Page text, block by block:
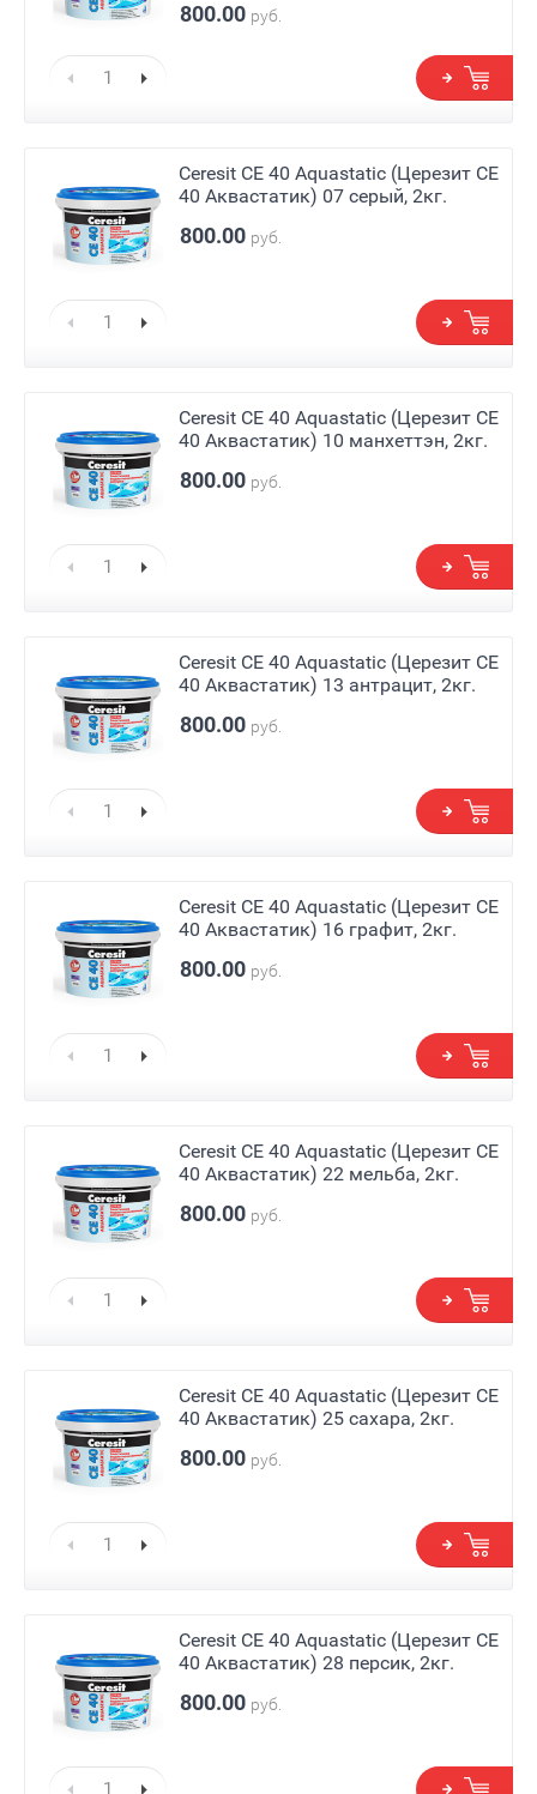
800.00 руб.
Ceresit СЕ 40 Aquastatic (Церезит СЕ
40 Аквастатик) 07 серый, 2кг.
800.00 руб.
Ceresit СЕ 40 Aquastatic (Церезит СЕ
40 Аквастатик) 10 манхеттэн, 2кг.
800.00 руб.
Ceresit СЕ 40 Aquastatic (Церезит СЕ
40 Аквастатик) 13 антрацит, 2кг.
800.00 руб.
Ceresit СЕ 40 Aquastatic (Церезит СЕ
40 Аквастатик) 16 графит, 2кг.
800.00 руб.
Ceresit СЕ 40 Aquastatic (Церезит СЕ
40 Аквастатик) 22 мельба, 2кг.
800.00 руб.
Ceresit СЕ 40 Aquastatic (Церезит СЕ
40 Аквастатик) 25 сахара, 2кг.
800.00 руб.
Ceresit СЕ 40 Aquastatic (Церезит СЕ
40 Аквастатик) 28 персик, 2кг.
800.00 руб.